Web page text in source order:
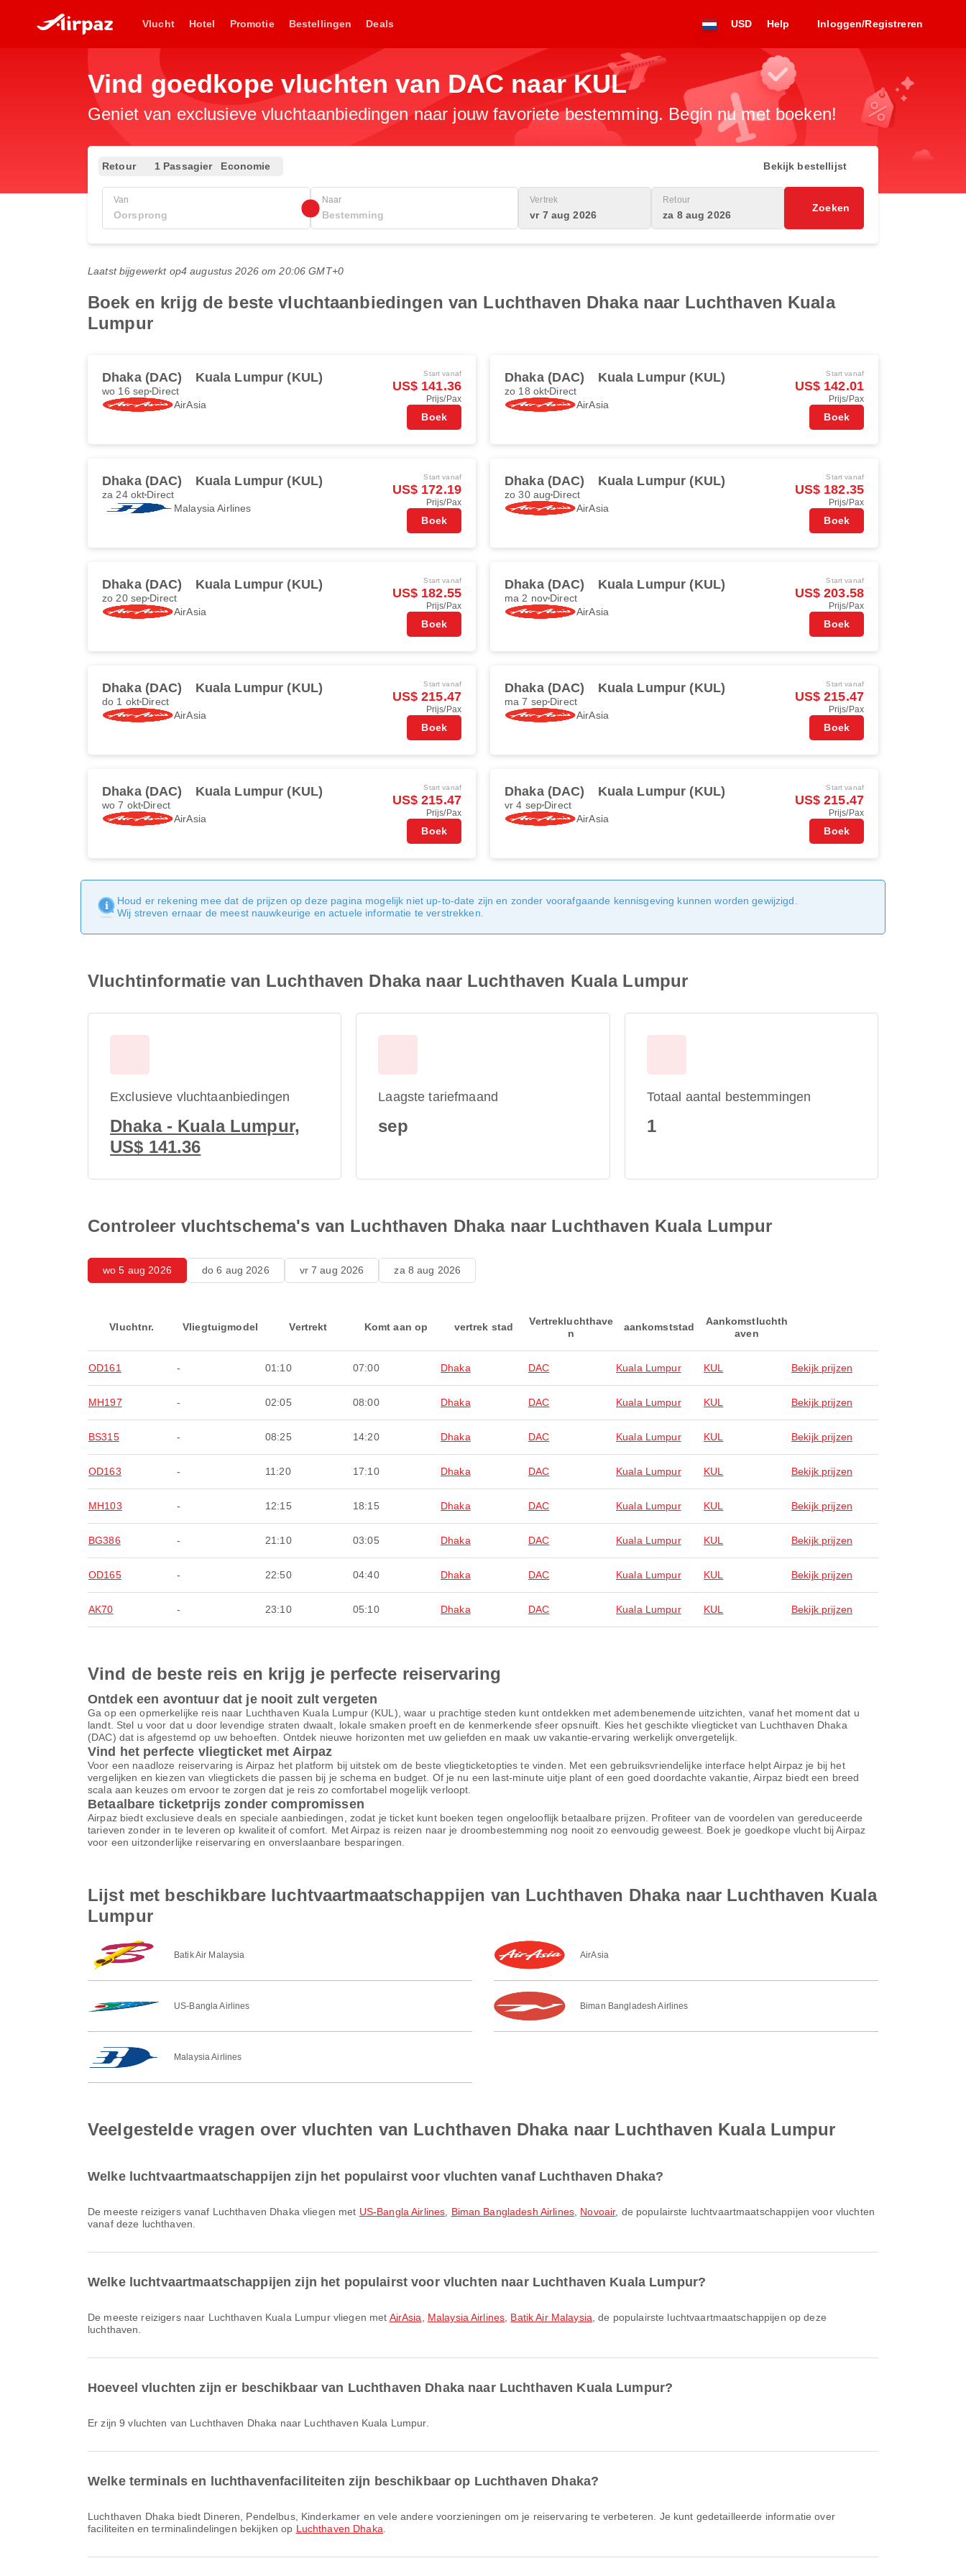
Vlucht Hotel Promotie Bestellingen Deals USD Help Inloggen/Registreren
Vind goedkope vluchten van DAC naar KUL
Geniet van exclusieve vluchtaanbiedingen naar jouw favoriete bestemming. Begin nu met boeken!
Retour 1 Passagier Economie Bekijk bestellijst
Van Naar Vertrek
vr 7 aug 2026
Retour
za 8 aug 2026
Zoeken
Laatst bijgewerkt op4 augustus 2026 om 20:06 GMT+0
Boek en krijg de beste vluchtaanbiedingen van Luchthaven Dhaka naar Luchthaven Kuala
Lumpur
Dhaka (DAC) Kuala Lumpur (KUL)
wo 16 sep Direct
AirAsia
Start vanaf
US$ 141.36
Prijs/Pax
Boek
Dhaka (DAC) Kuala Lumpur (KUL)
zo 18 okt Direct
AirAsia
Start vanaf
US$ 142.01
Prijs/Pax
Boek
Dhaka (DAC) Kuala Lumpur (KUL)
za 24 okt Direct
Malaysia Airlines
Start vanaf
US$ 172.19
Prijs/Pax
Boek
Dhaka (DAC) Kuala Lumpur (KUL)
zo 30 aug Direct
AirAsia
Start vanaf
US$ 182.35
Prijs/Pax
Boek
Dhaka (DAC) Kuala Lumpur (KUL)
zo 20 sep Direct
AirAsia
Start vanaf
US$ 182.55
Prijs/Pax
Boek
Dhaka (DAC) Kuala Lumpur (KUL)
ma 2 nov Direct
AirAsia
Start vanaf
US$ 203.58
Prijs/Pax
Boek
Dhaka (DAC) Kuala Lumpur (KUL)
do 1 okt Direct
AirAsia
Start vanaf
US$ 215.47
Prijs/Pax
Boek
Dhaka (DAC) Kuala Lumpur (KUL)
ma 7 sep Direct
AirAsia
Start vanaf
US$ 215.47
Prijs/Pax
Boek
Dhaka (DAC) Kuala Lumpur (KUL)
wo 7 okt Direct
AirAsia
Start vanaf
US$ 215.47
Prijs/Pax
Boek
Dhaka (DAC) Kuala Lumpur (KUL)
vr 4 sep Direct
AirAsia
Start vanaf
US$ 215.47
Prijs/Pax
Boek
Houd er rekening mee dat de prijzen op deze pagina mogelijk niet up-to-date zijn en zonder voorafgaande kennisgeving kunnen worden gewijzigd.
Wij streven ernaar de meest nauwkeurige en actuele informatie te verstrekken.
Vluchtinformatie van Luchthaven Dhaka naar Luchthaven Kuala Lumpur
Exclusieve vluchtaanbiedingen
Dhaka - Kuala Lumpur,
US$ 141.36
Laagste tariefmaand
sep
Totaal aantal bestemmingen
1
Controleer vluchtschema's van Luchthaven Dhaka naar Luchthaven Kuala Lumpur
wo 5 aug 2026 do 6 aug 2026 vr 7 aug 2026 za 8 aug 2026
Vluchtnr. Vliegtuigmodel Vertrekt Komt aan op vertrek stad
Vertrekluchthave
n
aankomststad
Aankomstluchth
aven
OD161 - 01:10 07:00 Dhaka DAC Kuala Lumpur KUL Bekijk prijzen
MH197 - 02:05 08:00 Dhaka DAC Kuala Lumpur KUL Bekijk prijzen
BS315 - 08:25 14:20 Dhaka DAC Kuala Lumpur KUL Bekijk prijzen
OD163 - 11:20 17:10 Dhaka DAC Kuala Lumpur KUL Bekijk prijzen
MH103 - 12:15 18:15 Dhaka DAC Kuala Lumpur KUL Bekijk prijzen
BG386 - 21:10 03:05 Dhaka DAC Kuala Lumpur KUL Bekijk prijzen
OD165 - 22:50 04:40 Dhaka DAC Kuala Lumpur KUL Bekijk prijzen
AK70 - 23:10 05:10 Dhaka DAC Kuala Lumpur KUL Bekijk prijzen
Vind de beste reis en krijg je perfecte reiservaring
Ontdek een avontuur dat je nooit zult vergeten
Ga op een opmerkelijke reis naar Luchthaven Kuala Lumpur (KUL), waar u prachtige steden kunt ontdekken met adembenemende uitzichten, vanaf het moment dat u
landt. Stel u voor dat u door levendige straten dwaalt, lokale smaken proeft en de kenmerkende sfeer opsnuift. Kies het geschikte vliegticket van Luchthaven Dhaka
(DAC) dat is afgestemd op uw behoeften. Ontdek nieuwe horizonten met uw geliefden en maak uw vakantie-ervaring werkelijk onvergetelijk.
Vind het perfecte vliegticket met Airpaz
Voor een naadloze reiservaring is Airpaz het platform bij uitstek om de beste vliegticketopties te vinden. Met een gebruiksvriendelijke interface helpt Airpaz je bij het
vergelijken en kiezen van vliegtickets die passen bij je schema en budget. Of je nu een last-minute uitje plant of een goed doordachte vakantie, Airpaz biedt een breed
scala aan keuzes om ervoor te zorgen dat je reis zo comfortabel mogelijk verloopt.
Betaalbare ticketprijs zonder compromissen
Airpaz biedt exclusieve deals en speciale aanbiedingen, zodat je ticket kunt boeken tegen ongelooflijk betaalbare prijzen. Profiteer van de voordelen van gereduceerde
tarieven zonder in te leveren op kwaliteit of comfort. Met Airpaz is reizen naar je droombestemming nog nooit zo eenvoudig geweest. Boek je goedkope vlucht bij Airpaz
voor een uitzonderlijke reiservaring en onverslaanbare besparingen.
Lijst met beschikbare luchtvaartmaatschappijen van Luchthaven Dhaka naar Luchthaven Kuala
Lumpur
Batik Air Malaysia AirAsia
US-Bangla Airlines Biman Bangladesh Airlines
Malaysia Airlines
Veelgestelde vragen over vluchten van Luchthaven Dhaka naar Luchthaven Kuala Lumpur
Welke luchtvaartmaatschappijen zijn het populairst voor vluchten vanaf Luchthaven Dhaka?
De meeste reizigers vanaf Luchthaven Dhaka vliegen met US-Bangla Airlines Biman Bangladesh Airlines Novoair, de populairste luchtvaartmaatschappijen voor vluchten
vanaf deze luchthaven.
Welke luchtvaartmaatschappijen zijn het populairst voor vluchten naar Luchthaven Kuala Lumpur?
De meeste reizigers naar Luchthaven Kuala Lumpur vliegen met AirAsia Malaysia Airlines Batik Air Malaysia , de populairste luchtvaartmaatschappijen op deze
luchthaven.
Hoeveel vluchten zijn er beschikbaar van Luchthaven Dhaka naar Luchthaven Kuala Lumpur?
Er zijn 9 vluchten van Luchthaven Dhaka naar Luchthaven Kuala Lumpur.
Welke terminals en luchthavenfaciliteiten zijn beschikbaar op Luchthaven Dhaka?
Luchthaven Dhaka biedt Dineren, Pendelbus, Kinderkamer en vele andere voorzieningen om je reiservaring te verbeteren. Je kunt gedetailleerde informatie over
faciliteiten en terminalindelingen bekijken op Luchthaven Dhaka